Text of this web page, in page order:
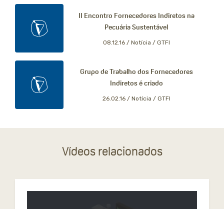
II Encontro Fornecedores Indiretos na
Pecuária Sustentável
08.12.16 / Notícia / GTFI
Grupo de Trabalho dos Fornecedores
Indiretos é criado
26.02.16 / Notícia / GTFI
Vídeos relacionados